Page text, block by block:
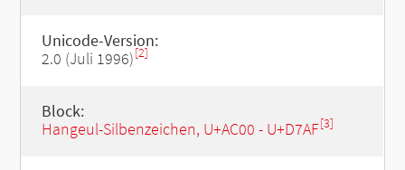
Unicode-Version:
2.0 (Juli 1996)[2]
Block:
Hangeul-Silbenzeichen, U+AC00 - U+D7AF[3]